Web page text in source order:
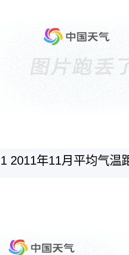
1 2011年11月平均气温